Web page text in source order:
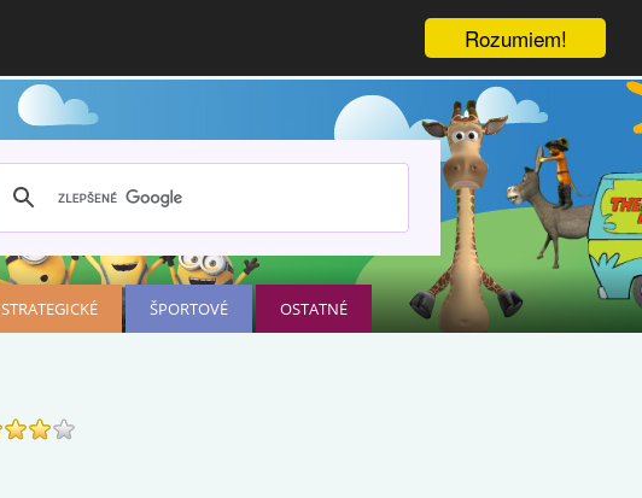
Rozumiem!
STRATEGICKÉ ŠPORTOVÉ OSTATNÉ